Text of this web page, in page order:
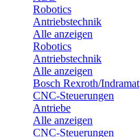
Robotics
Antriebstechnik
Alle anzeigen
Robotics
Antriebstechnik
Alle anzeigen
Bosch Rexroth/Indramat
CNC-Steuerungen
Antriebe
Alle anzeigen
CNC-Steuerungen